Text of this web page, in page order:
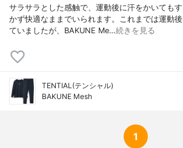
サラサラとした感触で、運動後に汗をかいても
かず快適なままでいられます。これまでは運動
ていましたが、BAKUNE Me…続きを見る
TENTIAL(テンシャル)
BAKUNE Mesh
1